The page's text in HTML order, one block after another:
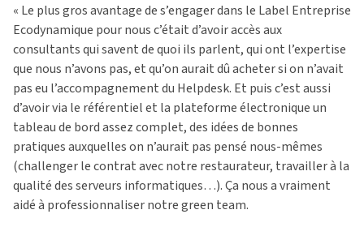
« Le plus gros avantage de s’engager dans le Label Entreprise
Ecodynamique pour nous c’était d’avoir accès aux
consultants qui savent de quoi ils parlent, qui ont l’expertise
que nous n’avons pas, et qu’on aurait dû acheter si on n’avait
pas eu l’accompagnement du Helpdesk. Et puis c’est aussi
d’avoir via le référentiel et la plateforme électronique un
tableau de bord assez complet, des idées de bonnes
pratiques auxquelles on n’aurait pas pensé nous-mêmes
(challenger le contrat avec notre restaurateur, travailler à la
qualité des serveurs informatiques…). Ça nous a vraiment
aidé à professionnaliser notre green team.